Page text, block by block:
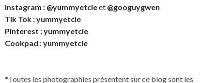
Instagram : @yummyetcieet @googuygwen
Tik Tok : yummyetcie
Pinterest :yummyetcie
Cookpad : yummyetcie
*Toutes les photographies présentent sur ce blog sont les